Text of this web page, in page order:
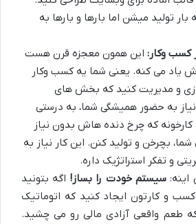
تولید میشن اما بارها و بارها به
کسب وکار: این همون معجزه قرن هست
یاد می کنه. یعنی شما یه کسب وکار
و مدیریت کنید که بخش های
به حضور همیشگی شما، به درستی
که چرخ دنده هاش بدون نیاز
بچرخن و تولید کنن. این کار نیاز به
و تفکر استراتژیک داره.
سیستم خودت را بساز! اگه بتونید
و کارتون ایجاد کنید که اتوماتیک
که طعم واقعی آزادی مالی رو می چشید.